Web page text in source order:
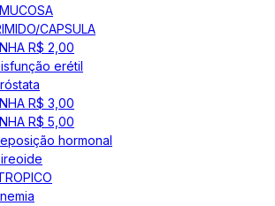
CAPSULA
R$ 2,00
erétil
R$ 3,00
R$ 5,00
hormonal